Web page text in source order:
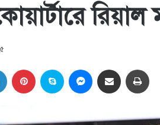
রিয়াল
LinkedIn Pinterest Skype MessengerShare via Email